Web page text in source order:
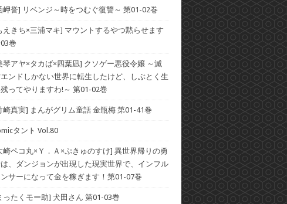
岬誉] リベンジ～時をつむぐ復讐～ 第01-02巻
えきち×三浦マキ] マウントするやつ黙らせます
巻
琴アヤ×タカば×四葉凪] クソゲー悪役令嬢 ～滅
ンドしかない世界に転生したけど、しぶとく生
残ってやりますわ!～ 第01-02巻
崎真実] まんがグリム童話 金瓶梅 第01-41巻
タント Vol.80
崎ペコ丸×Ｙ．Ａ×ぷきゅのすけ] 異世界帰りの勇
、ダンジョンが出現した現実世界で、インフル
サーになって金を稼ぎます！第01-07巻
ったくモー助] 犬田さん 第01-03巻